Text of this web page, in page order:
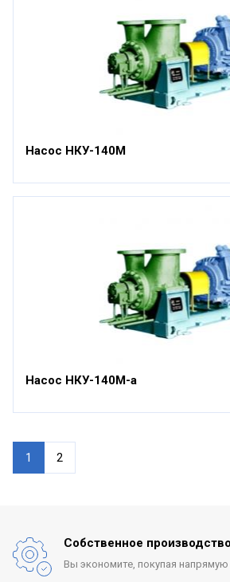
Насос НКУ-140М
Насос НКУ-140М-а
1 2
Собственное производство
Вы экономите, покупая напрямую